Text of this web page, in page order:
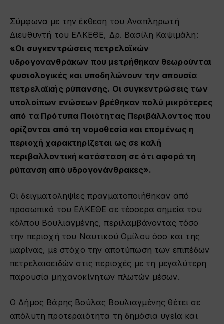
Σύμφωνα με την έκθεση του Αναπληρωτή
Διευθυντή του ΕΛΚΕΘΕ, Δρ. Βασίλη Καψιμάλη:
«Οι συγκεντρώσεις πετρελαϊκών
υδρογονανθράκων που μετρήθηκαν θεωρούνται
φυσιολογικές και υποδηλώνουν την απουσία
πετρελαϊκής ρύπανσης. Οι συγκεντρώσεις των
υπολοίπων ενώσεων βρέθηκαν πολύ μικρότερες
από τα Πρότυπα Ποιότητας Περιβάλλοντος που
ορίζονται από τη νομοθεσία και επομένως η
περιοχή χαρακτηρίζεται ως σε καλή
περιβαλλοντική κατάσταση σε ότι αφορά τη
ρύπανση από υδρογονάνθρακες».
Οι δειγματοληψίες πραγματοποιήθηκαν από
προσωπικό του ΕΛΚΕΘΕ σε τέσσερα σημεία του
κόλπου Βουλιαγμένης, περιλαμβάνοντας τόσο
την περιοχή του Ναυτικού Ομίλου όσο και της
μαρίνας, με στόχο την αποτύπωση των επιπέδων
πετρελαιοειδών στις περιοχές με τη μεγαλύτερη
παρουσία μηχανοκίνητων πλωτών μέσων.
Ο Δήμος Βάρης Βούλας Βουλιαγμένης θέτει σε
απόλυτη προτεραιότητα τη δημόσια υγεία και